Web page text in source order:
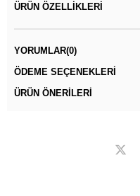
ÜRÜN ÖZELLIKLERI
YORUMLAR(0)
ÖDEME SEÇENEKLERI
ÜRÜN ÖNERILERI